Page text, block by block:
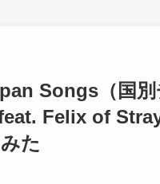
Songs（国別
Felix of
た